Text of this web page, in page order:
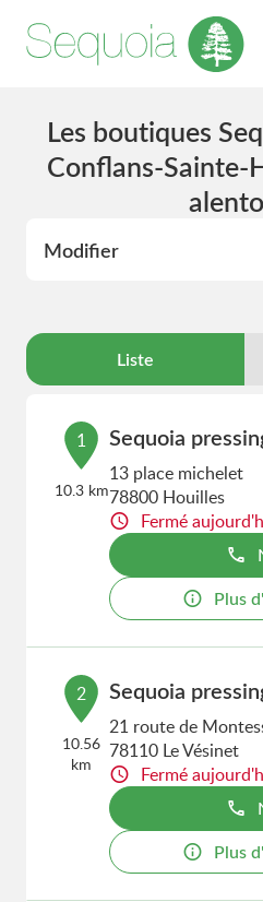
Les boutiques
Conflans-Sainte-
Modifier
Liste
1
10.3 km
Sequoia
13 place michelet
78800 Houilles
Fermé
Plus
2
10.56
km
Sequoia
21 route de
78110 Le Vésinet
Fermé
Plus